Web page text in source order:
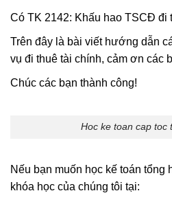
Có TK 2142: Khấu hao TSCĐ đi
Trên đây là bài viết hướng dẫn
vụ đi thuê tài chính, cảm ơn các
Chúc các bạn thành công!
Hoc ke toan cap toc
Nếu bạn muốn học kế toán
khóa học của chúng tôi tại: